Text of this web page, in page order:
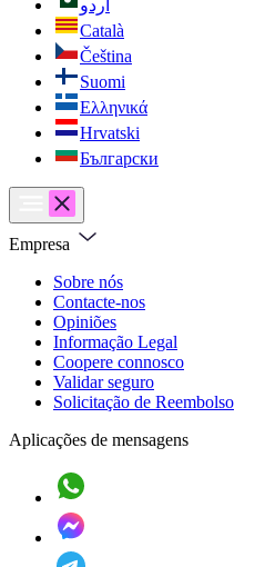
اردو
Català
Čeština
Suomi
Ελληνικά
Hrvatski
Български
Empresa
Sobre nós
Contacte-nos
Opiniões
Informação Legal
Coopere connosco
Validar seguro
Solicitação de Reembolso
Aplicações de mensagens